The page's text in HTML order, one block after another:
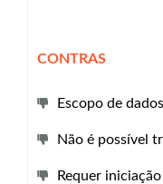
CONTRAS
Escopo de
Não é possível
Requer